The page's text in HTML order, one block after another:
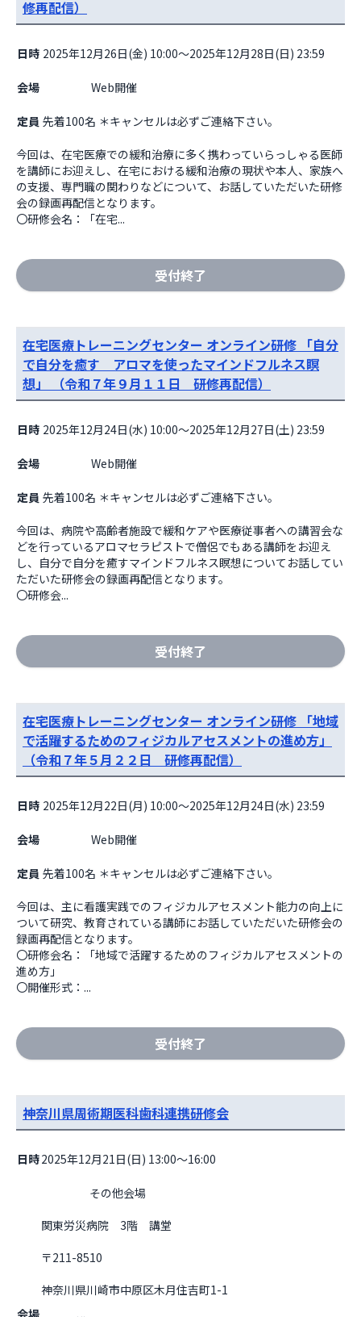
修再配信）
日時 2025年12月26日(金) 10:00～2025年12月28日(日) 23:59
会場
定員 先着100名 ＊キャンセルは必ずご連絡下さい。
今回は、在宅医療での緩和治療に多く携わっていらっしゃる医師
を講師にお迎えし、在宅における緩和治療の現状や本人、家族へ
の支援、専門職の関わりなどについて、お話していただいた研修
会の録画再配信となります。
〇研修会名：「在宅...
受付終了
在宅医療トレーニングセンター オンライン研修 「自分
で自分を癒す アロマを使ったマインドフルネス瞑
想」 （令和７年９月１１日 研修再配信）
日時 2025年12月24日(水) 10:00～2025年12月27日(土) 23:59
会場
定員 先着100名 ＊キャンセルは必ずご連絡下さい。
今回は、病院や高齢者施設で緩和ケアや医療従事者への講習会な
どを行っているアロマセラピストで僧侶でもある講師をお迎え
し、自分で自分を癒すマインドフルネス瞑想についてお話してい
ただいた研修会の録画再配信となります。
〇研修会...
受付終了
在宅医療トレーニングセンター オンライン研修 「地域
で活躍するためのフィジカルアセスメントの進め方」
（令和７年５月２２日 研修再配信）
日時 2025年12月22日(月) 10:00～2025年12月24日(水) 23:59
会場
定員 先着100名 ＊キャンセルは必ずご連絡下さい。
今回は、主に看護実践でのフィジカルアセスメント能力の向上に
ついて研究、教育されている講師にお話していただいた研修会の
録画再配信となります。
〇研修会名：「地域で活躍するためのフィジカルアセスメントの
進め方」
〇開催形式：...
受付終了
神奈川県周術期医科歯科連携研修会
日時2025年12月21日(日) 13:00～16:00
会場
関東労災病院　3階　講堂
〒211-8510
神奈川県川崎市中原区木月住吉町1-1